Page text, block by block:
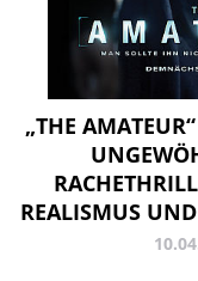
„THE
REALISMUS